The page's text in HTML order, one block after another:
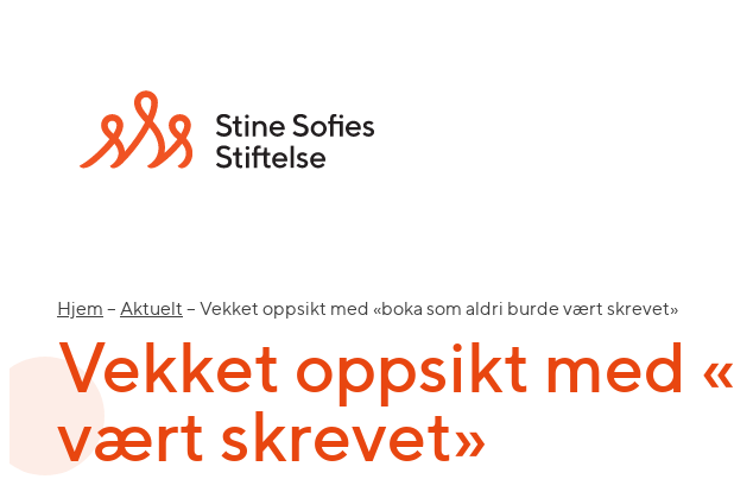
Hjem – Aktuelt – Vekket oppsikt med «boka som aldri burde vært skrevet»
Vekket oppsikt med
vært skrevet»